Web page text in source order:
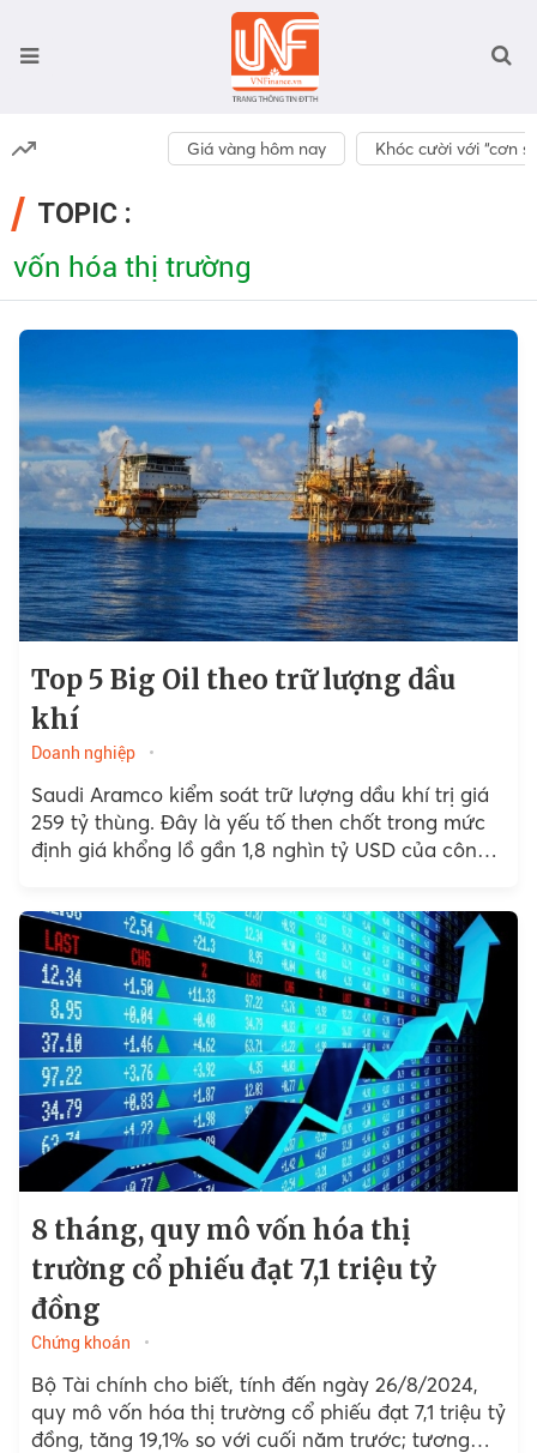
Giá vàng hôm nay Khóc cười với “cơn
TOPIC :
vốn hóa thị trường
Top 5 Big Oil theo trữ lượng dầu
khí
Doanh nghiệp
Saudi Aramco kiểm soát trữ lượng dầu khí trị giá
259 tỷ thùng. Đây là yếu tố then chốt trong mức
định giá khổng lồ gần 1,8 nghìn tỷ USD của công
8 tháng, quy mô vốn hóa thị
trường cổ phiếu đạt 7,1 triệu tỷ
đồng
Chứng khoán
Bộ Tài chính cho biết, tính đến ngày 26/8/2024,
quy mô vốn hóa thị trường cổ phiếu đạt 7,1 triệu tỷ
đồng, tăng 19,1% so với cuối năm trước; tương